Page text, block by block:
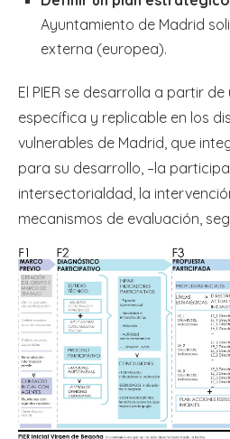
Ayuntamiento de Madrid
externa (europea).
El PIER se desarrolla a partir
específica y replicable en los
vulnerables de Madrid, que
para su desarrollo, –la
intersectorialdad, la
mecanismos de evaluación,